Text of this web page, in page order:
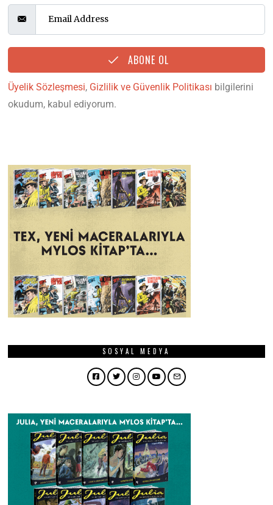
ABONE OL
Üyelik Sözleşmesi, Gizlilik ve Güvenlik Politikası bilgilerini
okudum, kabul ediyorum.
SOSYAL MEDYA
Facebook
TwitterInstagram
YouTubeEmail